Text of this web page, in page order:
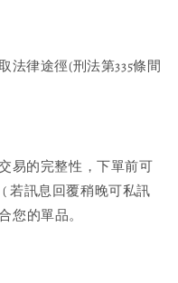
法律途徑(刑法第335條間
易的完整性，下單前可
若訊息回覆稍晚可私訊
您的單品。